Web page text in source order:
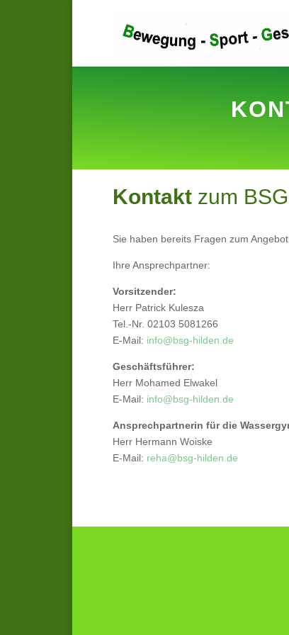
Kontakt zum
Sie haben bereits Fragen zum
Ihre Ansprechpartner:
Vorsitzender:
Herr Patrick Kulesza
Tel.-Nr. 02103 5081266
E-Mail: info@bsg-hilden.de
Geschäftsführer:
Herr Mohamed Elwakel
E-Mail: info@bsg-hilden.de
Ansprechpartnerin für die
Herr Hermann Woiske
E-Mail: reha@bsg-hilden.de